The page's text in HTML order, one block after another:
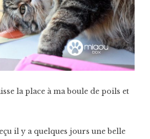
la place à ma boule de poils et
il y a quelques jours une belle